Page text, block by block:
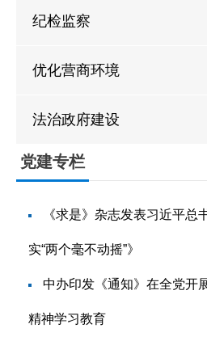
纪检监察
优化营商环境
法治政府建设
党建专栏
《求是》杂志发表习近平总
实“两个毫不动摇”》
中办印发《通知》在全党开
精神学习教育